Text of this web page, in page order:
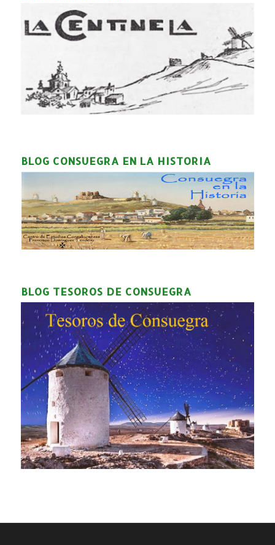
BLOG CONSUEGRA EN LA HISTORIA
BLOG TESOROS DE CONSUEGRA